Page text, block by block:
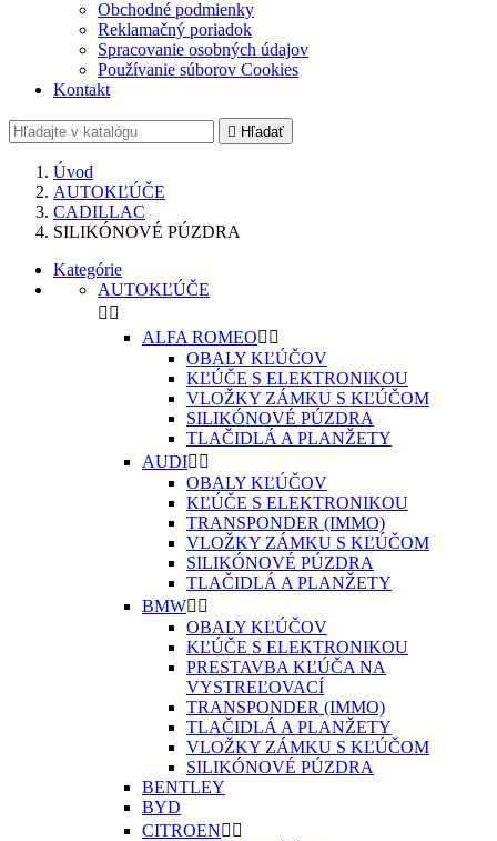
Obchodné podmienky
Reklamačný poriadok
Spracovanie osobných údajov
Používanie súborov Cookies
Kontakt
 Hľadať
Úvod
AUTOKĽÚČE
CADILLAC
SILIKÓNOVÉ PÚZDRA
Kategórie
AUTOKĽÚČE
 
ALFA ROMEO 
OBALY KĽÚČOV
KĽÚČE S ELEKTRONIKOU
VLOŽKY ZÁMKU S KĽÚČOM
SILIKÓNOVÉ PÚZDRA
TLAČIDLÁ A PLANŽETY
AUDI 
OBALY KĽÚČOV
KĽÚČE S ELEKTRONIKOU
TRANSPONDER (IMMO)
VLOŽKY ZÁMKU S KĽÚČOM
SILIKÓNOVÉ PÚZDRA
TLAČIDLÁ A PLANŽETY
BMW 
OBALY KĽÚČOV
KĽÚČE S ELEKTRONIKOU
PRESTAVBA KĽÚČA NA
VYSTREĽOVACÍ
TRANSPONDER (IMMO)
TLAČIDLÁ A PLANŽETY
VLOŽKY ZÁMKU S KĽÚČOM
SILIKÓNOVÉ PÚZDRA
BENTLEY
BYD
CITROEN 